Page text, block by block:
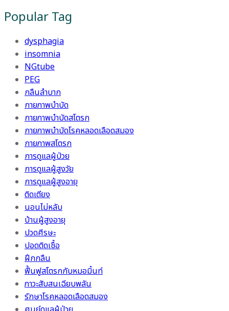
Popular Tag
dysphagia
insomnia
NGtube
PEG
กลืนลำบาก
กายภาพบำบัด
กายภาพบำบัดสโตรก
กายภาพบำบัดโรคหลอดเลือดสมอง
กายภาพสโตรก
การดูแลผู้ป่วย
การดูแลผู้สูงวัย
การดูแลผู้สูงอายุ
ติดเตียง
นอนไม่หลับ
บ้านผู้สูงอายุ
ปวดศีรษะ
ปอดติดเชื้อ
ฝึกกลืน
ฟื้นฟูสโตรกกับหมอมิ้นท์
ภาวะสับสนเฉียบพลัน
รักษาโรคหลอดเลือดสมอง